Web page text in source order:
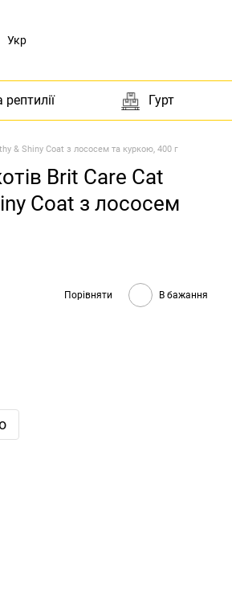
Укр
Гурт
& Shiny Coat з лососем та куркою, 400 г
Brit Care Cat
Coat з лососем
Порівняти В бажання